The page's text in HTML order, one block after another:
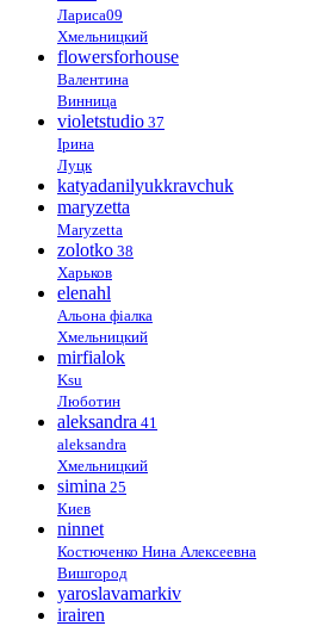
Лариса09
Хмельницкий
flowersforhouse
Валентина
Винница
violetstudio 37
Ірина
Луцк
katyadanilyukkravchuk
maryzetta
Maryzetta
zolotko 38
Харьков
elenahl
Альона фіалка
Хмельницкий
mirfialok
Ksu
Люботин
aleksandra 41
aleksandra
Хмельницкий
simina 25
Киев
ninnet
Костюченко Нина Алексеевна
Вишгород
yaroslavamarkiv
irairen